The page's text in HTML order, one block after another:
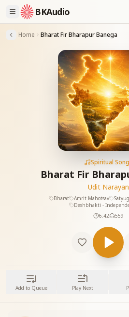
BKAudio
Home Bharat Fir Bharapur Banega
Spiritual
Bharat Fir
Udit Narayan
Bharat Amrit Mahotsav
Deshbhakti -
6:42
559
Add to Queue Play Next